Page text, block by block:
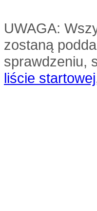
UWAGA:
zostaną
sprawdzeniu,
liście startowej